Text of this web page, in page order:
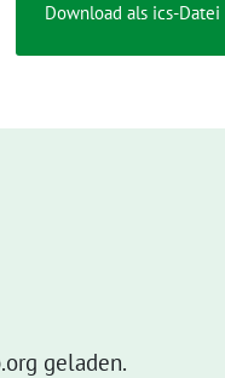
Download als ics-Datei
geladen.